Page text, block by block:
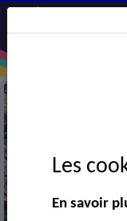
Les
En savoir